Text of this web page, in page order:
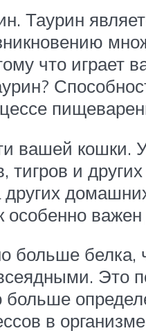
Таурин
что играет
вашей кошки.
тигров и
больше белка,
Это
в